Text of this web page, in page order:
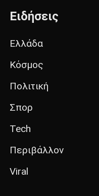
Ειδήσεις
Ελλάδα
Κόσμος
Πολιτική
Σπορ
Tech
Περιβάλλον
Viral